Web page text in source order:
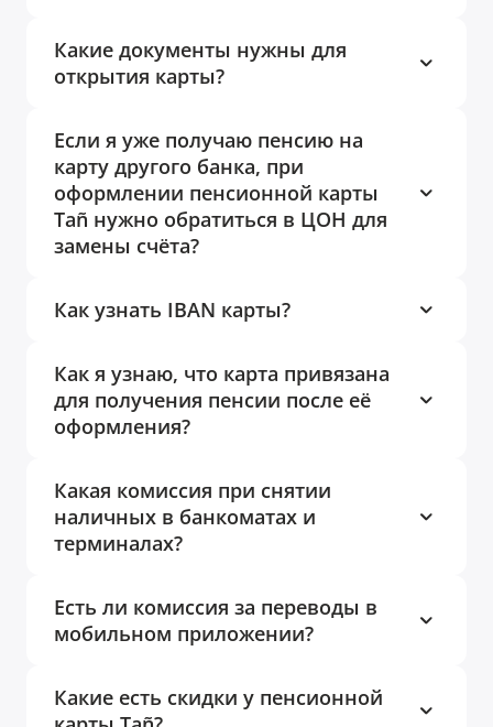
Какие документы нужны для
открытия карты?
Если я уже получаю пенсию на
карту другого банка, при
оформлении пенсионной карты
Tañ нужно обратиться в ЦОН для
замены счёта?
Как узнать IBAN карты?
Как я узнаю, что карта привязана
для получения пенсии после её
оформления?
Какая комиссия при снятии
наличных в банкоматах и
терминалах?
Есть ли комиссия за переводы в
мобильном приложении?
Какие есть скидки у пенсионной